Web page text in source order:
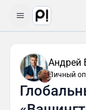
Андрей
Личный